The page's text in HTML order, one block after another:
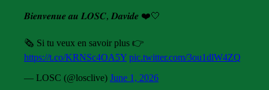
𝑩𝒊𝒆𝒏𝒗𝒆𝒏𝒖𝒆 𝒂𝒖 𝑳𝑶𝑺𝑪, 𝑫𝒂𝒗𝒊𝒅𝒆 ❤️🤍
🗞️ Si tu veux en savoir plus 👉
https://t.co/KRNSc4OA5Y pic.twitter.com/3ou1dlW4ZQ
— LOSC (@losclive) June 1, 2026